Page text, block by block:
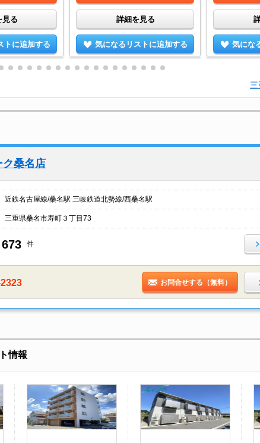
見る
トに追加する
詳細を見る
気になるリストに追加する 気にな
三
ク桑名店
近鉄名古屋線/桑名駅 三岐鉄道北勢線/西桑名駅
三重県桑名市寿町３丁目73
673 件
お問合せする（無料）
情報